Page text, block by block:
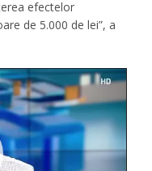
efectelor
de 5.000 de lei”, a